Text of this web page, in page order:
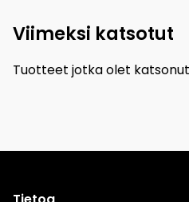
Viimeksi katsotut
Tuotteet jotka olet katsonut